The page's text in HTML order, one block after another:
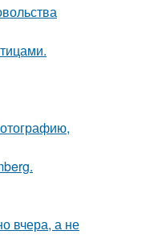
вчера, а не